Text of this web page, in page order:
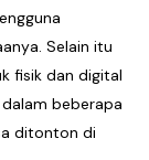
Selain itu
fisik dan digital
beberapa
ditonton di